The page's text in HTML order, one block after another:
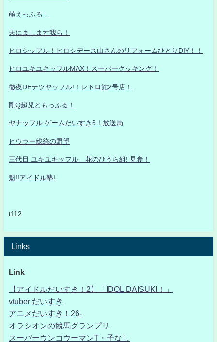
萌えっふる！
天にまします我ら！
ヒロシッフル！ヒロシデース山さんのリフォームひとりDIY！！
ヒロユキユキッフルMAX！スーパークッキング！
徹夜DEテツヤッフル!！レトロ館2号店！
剛Q超児ともっふる！
ヤナッフル ゲームだいすき6！放送局
ヒウラー総統の野望
三代目 ユキユキッフル 花のひうら組! 見参！
魁!!アイドル塾!
t112
Links
Link
【アイドルだいすき！2】「IDOL DAISUKI！」
vtuber だいすき
アニメだいすき！26-
オラシオンの競馬グランプリ
スーパーウンコウーマンT・子なし